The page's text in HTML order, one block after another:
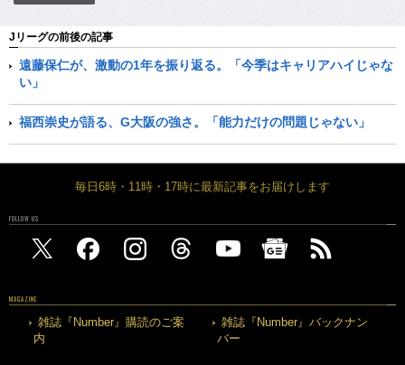
Jリーグの前後の記事
遠藤保仁が、激動の1年を振り返る。「今季はキャリアハイじゃな
い」
福西崇史が語る、G大阪の強さ。「能力だけの問題じゃない」
毎日6時・11時・17時に最新記事をお届けします
FOLLOW US
MAGAZINE
雑誌『Number』購読のご案
内
雑誌『Number』バックナン
バー